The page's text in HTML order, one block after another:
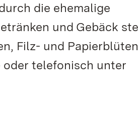
die ehemalige
und Gebäck
Filz- und
oder telefonisch unter